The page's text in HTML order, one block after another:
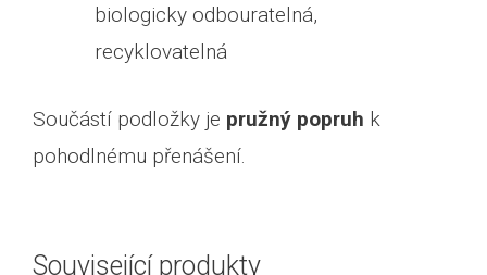
biologicky odbouratelná,
recyklovatelná
Součástí podložky je pružný popruh k
pohodlnému přenášení.
Související produkty